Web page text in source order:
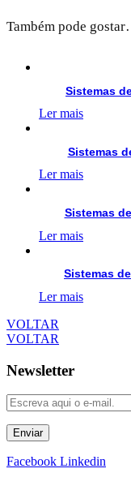
Também pode
Sistemas
Ler mais
Sistemas
Ler mais
Sistemas
Ler mais
Sistemas
Ler mais
VOLTAR
VOLTAR
Newsletter
Enviar
Facebook Linkedin